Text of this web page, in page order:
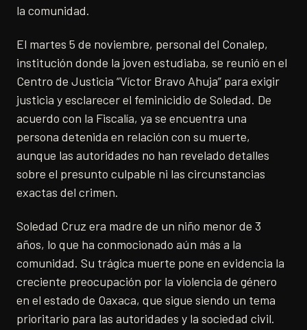
la comunidad.
El martes 5 de noviembre, personal del Conalep,
institución donde la joven estudiaba, se reunió en el
Centro de Justicia “Víctor Bravo Ahuja” para exigir
justicia y esclarecer el feminicidio de Soledad. De
acuerdo con la Fiscalía, ya se encuentra una
persona detenida en relación con su muerte,
aunque las autoridades no han revelado detalles
sobre el presunto culpable ni las circunstancias
exactas del crimen.
Soledad Cruz era madre de un niño menor de 3
años, lo que ha conmocionado aún más a la
comunidad. Su trágica muerte pone en evidencia la
creciente preocupación por la violencia de género
en el estado de Oaxaca, que sigue siendo un tema
prioritario para las autoridades y la sociedad civil.